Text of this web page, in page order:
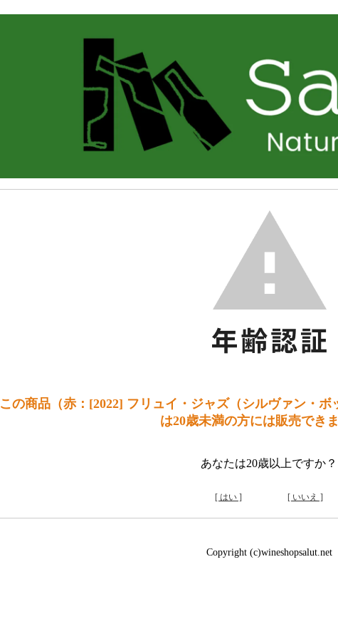
この商品（赤：[2022] フリュイ・ジャズ（シルヴァン・ボ
は20歳未満の方には販売できま
あなたは20歳以上ですか？
[ はい ] [ いいえ ]
Copyright (c)wineshopsalut.net